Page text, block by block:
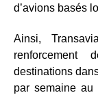
d’avions basés
Ainsi,
destinations
par semaine